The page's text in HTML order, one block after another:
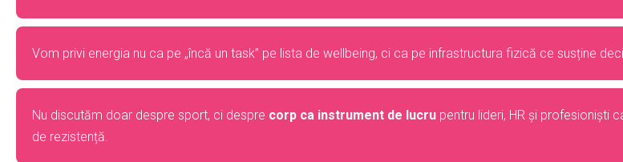
Vom privi energia nu ca pe „încă un task” pe lista de wellbeing, ci ca pe infrastructura fizică ce susține
Nu discutăm doar despre sport, ci despre corp ca instrument de lucru pentru lideri, HR și profesioniști
de rezistență.